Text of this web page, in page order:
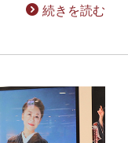
続きを読む